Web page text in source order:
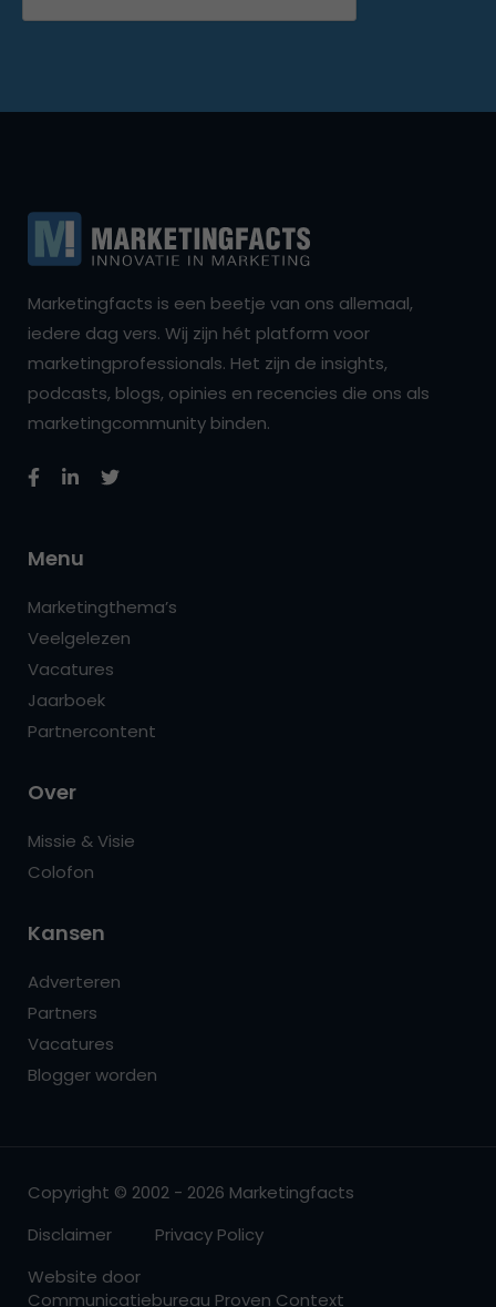
Marketingfacts is een beetje van ons allemaal,
iedere dag vers. Wij zijn hét platform voor
marketingprofessionals. Het zijn de insights,
podcasts, blogs, opinies en recencies die ons als
marketingcommunity binden.
Menu
Marketingthema’s
Veelgelezen
Vacatures
Jaarboek
Partnercontent
Over
Missie & Visie
Colofon
Kansen
Adverteren
Partners
Vacatures
Blogger worden
Copyright © 2002 - 2026 Marketingfacts
Disclaimer
Privacy Policy
Website door
Communicatiebureau Proven Context